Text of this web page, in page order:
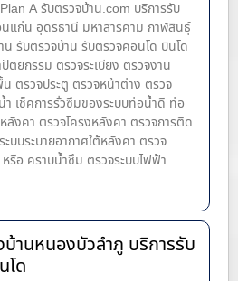
A รับตรวจบ้าน.com บริการรับ
แก่น อุดรธานี มหาสารคาม กาฬสินธุ์
รับตรวจบ้าน รับตรวจคอนโด บินโด
ตยกรรม ตรวจระเบียง ตรวจงาน
ตรวจประตู ตรวจหน้าต่าง​ ตรวจ
ำ เช็คการรั่วซึมของระบบท่อน้ำ​ดี ท่อ
ลังคา ตรวจโครงหลังคา ตรวจการติด
บบระบายอากาศใต้หลังคา ตรวจ
รือ คราบน้ำซึม ตรวจระบบไฟฟ้า
บ้านหนองบัวลำภู บริการรับ
โด